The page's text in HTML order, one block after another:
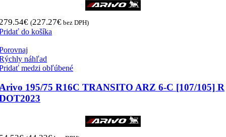
€ (227.27€ bez DPH)
do košíka
náhľad
medzi obľúbené
195/75 R16C TRANSITO ARZ 6-C [107/105] R